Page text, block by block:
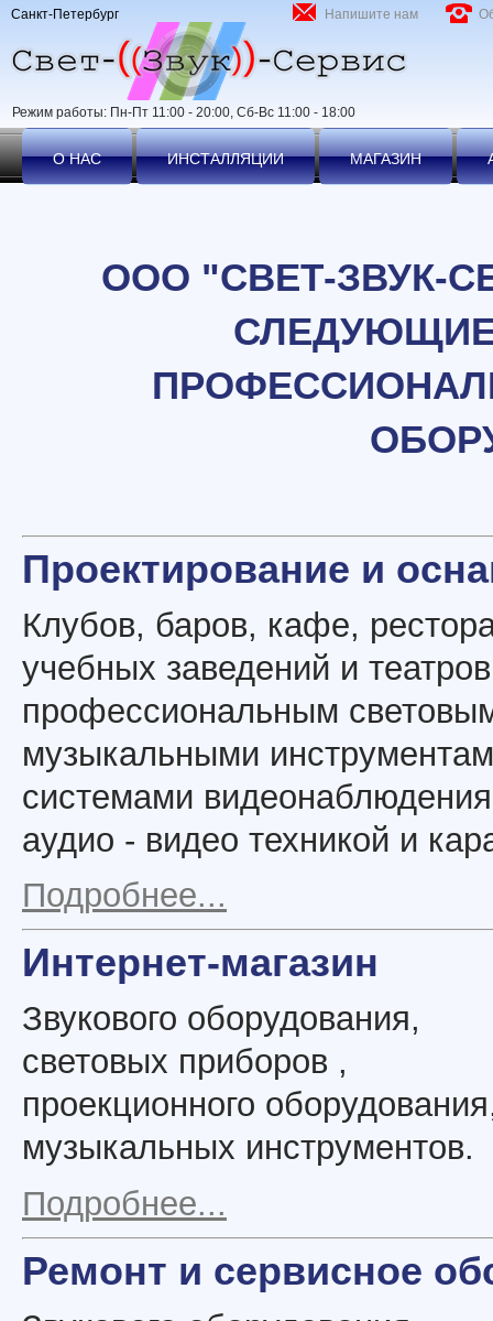
Режим работы: Пн-Пт 11:00 - 20:00, Сб-Вс 11:00 - 18:00
Напишите нам
Санкт-Петербург
О НАС ИНСТАЛЛЯЦИИ МАГАЗИН
ООО "СВЕТ-ЗВУК-
СЛЕДУЮЩИЕ
Проектирование и
Клубов, баров, кафе,
учебных заведений и театров
профессиональным
музыкальными
системами
аудио - видео техникой и
Подробнее...
Интернет-магазин
Звукового оборудования,
световых приборов ,
проекционного
музыкальных инструментов.
Подробнее...
Ремонт и сервисное